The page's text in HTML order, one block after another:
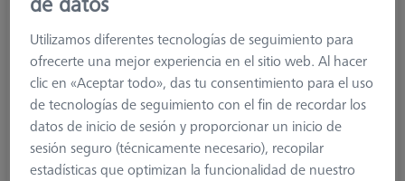
Utilizamos diferentes tecnologías de seguimiento para
ofrecerte una mejor experiencia en el sitio web. Al hacer
clic en «Aceptar todo», das tu consentimiento para el uso
de tecnologías de seguimiento con el fin de recordar los
datos de inicio de sesión y proporcionar un inicio de
sesión seguro (técnicamente necesario), recopilar
estadísticas que optimizan la funcionalidad de nuestro